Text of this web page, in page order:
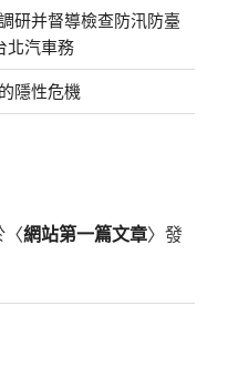
研并督導檢查防汛防臺
北汽車務
隱性危機
〈網站第一篇文章〉發